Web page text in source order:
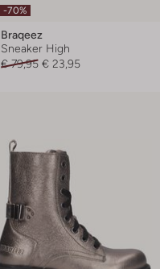
-70%
Braqeez
Sneaker High
€ 79,95 € 23,95